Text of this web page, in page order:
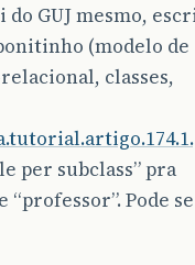
GUJ mesmo,
(modelo de
classes,
per subclass” pra
“professor”. Pode